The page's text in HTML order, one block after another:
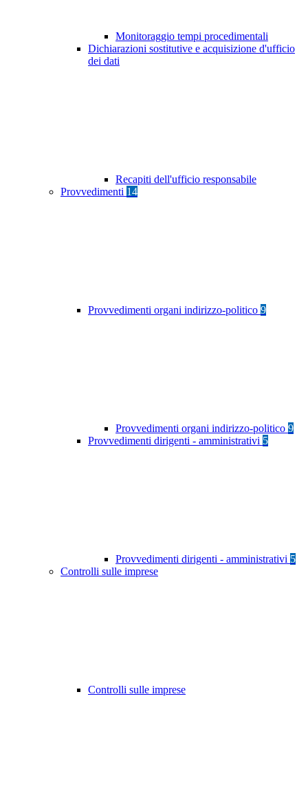
Monitoraggio tempi procedimentali
Dichiarazioni sostitutive e acquisizione d'ufficio
dei dati
Recapiti dell'ufficio responsabile
Provvedimenti 14
Provvedimenti organi indirizzo-politico 9
Provvedimenti organi indirizzo-politico 9
Provvedimenti dirigenti - amministrativi 5
Provvedimenti dirigenti - amministrativi 5
Controlli sulle imprese
Controlli sulle imprese